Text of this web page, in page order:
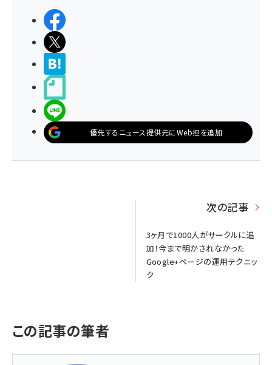
優先するニュース提供元にWeb担を追加
次の記事
3ヶ月で1000人がサークルに追
加！今まで明かされなかった
Google+ページの運用テクニッ
ク
この記事の筆者